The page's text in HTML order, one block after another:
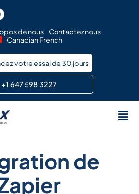
de nous
Contactez nous
Canadian French
votre essai de 30 jours
+1 647 598 3227
de